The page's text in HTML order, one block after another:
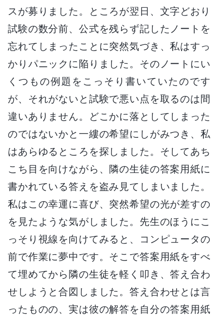
スが募りました。ところが翌日、文字どおり
試験の数分前、公式を残らず記したノートを
忘れてしまったことに突然気づき、私はすっ
かりパニックに陥りました。そのノートにい
くつもの例題をこっそり書いていたのです
が、それがないと試験で悪い点を取るのは間
違いありません。どこかに落としてしまった
のではないかと一縷の希望にしがみつき、私
はあらゆるところを探しました。そしてあち
こち目を向けながら、隣の生徒の答案用紙に
書かれている答えを盗み見てしまいました。
私はこの幸運に喜び、突然希望の光が差すの
を見たような気がしました。先生のほうにこ
っそり視線を向けてみると、コンピュータの
前で作業に夢中です。そこで答案用紙をすべ
て埋めてから隣の生徒を軽く叩き、答え合わ
せしようと合図しました。答え合わせとは言
ったものの、実は彼の解答を自分の答案用紙